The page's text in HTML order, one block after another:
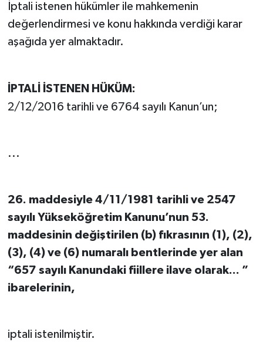
İptali istenen hükümler ile mahkemenin
değerlendirmesi ve konu hakkında verdiği karar
aşağıda yer almaktadır.
İPTALİ İSTENEN HÜKÜM:
2/12/2016 tarihli ve 6764 sayılı Kanun’un;
...
26. maddesiyle 4/11/1981 tarihli ve 2547
sayılı Yükseköğretim Kanunu’nun 53.
maddesinin değiştirilen (b) fıkrasının (1), (2),
(3), (4) ve (6) numaralı bentlerinde yer alan
“657 sayılı Kanundaki fiillere ilave olarak... ”
ibarelerinin,
iptali istenilmiştir.